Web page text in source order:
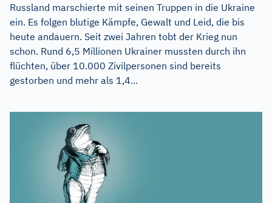
Russland marschierte mit seinen Truppen in die Ukraine
ein. Es folgen blutige Kämpfe, Gewalt und Leid, die bis
heute andauern. Seit zwei Jahren tobt der Krieg nun
schon. Rund 6,5 Millionen Ukrainer mussten durch ihn
flüchten, über 10.000 Zivilpersonen sind bereits
gestorben und mehr als 1,4...